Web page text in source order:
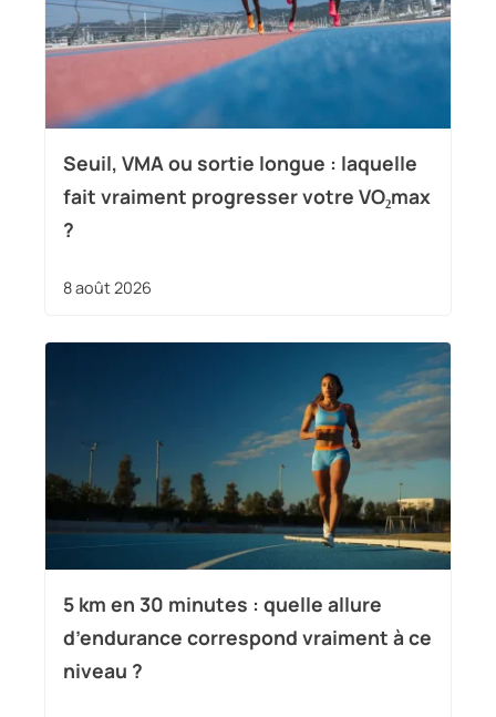
Seuil, VMA ou sortie longue : laquelle
fait vraiment progresser votre VO₂max
?
8 août 2026
5 km en 30 minutes : quelle allure
d’endurance correspond vraiment à ce
niveau ?